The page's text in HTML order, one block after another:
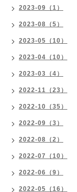
2023-09（1）
2023-08（5）
2023-05（10）
2023-04（10）
2023-03（4）
2022-11（23）
2022-10（35）
2022-09（3）
2022-08（2）
2022-07（10）
2022-06（9）
2022-05（16）